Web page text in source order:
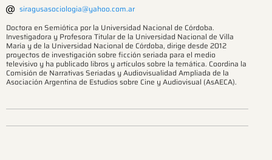
siragusasociologia@yahoo.com.ar
Doctora en Semiótica por la Universidad Nacional de Córdoba.
Investigadora y Profesora Titular de la Universidad Nacional de Villa
María y de la Universidad Nacional de Córdoba, dirige desde 2012
proyectos de investigación sobre ficción seriada para el medio
televisivo y ha publicado libros y artículos sobre la temática. Coordina la
Comisión de Narrativas Seriadas y Audiovisualidad Ampliada de la
Asociación Argentina de Estudios sobre Cine y Audiovisual (AsAECA).